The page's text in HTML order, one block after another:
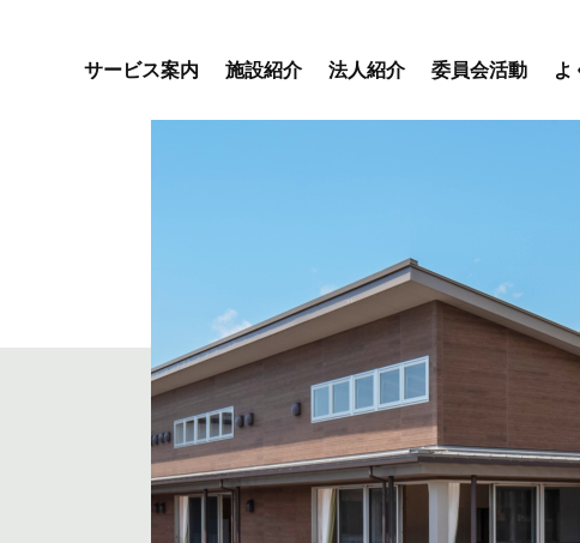
サービス案内 施設紹介
特別養護老人ホーム
優・悠・邑 和合 優・
法人紹介 委員会活動
優・悠・邑 和 専門委員
よ